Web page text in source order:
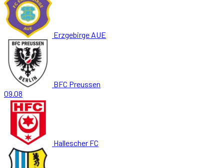
Erzgebirge AUE
BFC Preussen
09.08
Hallescher FC